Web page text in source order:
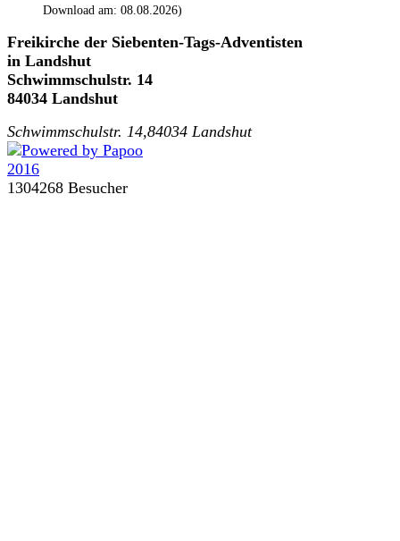
Download am: 08.08.2026)
Freikirche der Siebenten-Tags-Adventisten
in Landshut
Schwimmschulstr. 14
84034 Landshut
Schwimmschulstr. 14,84034 Landshut
1304268 Besucher